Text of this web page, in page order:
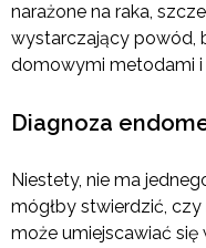
narażone na raka,
wystarczający powód,
domowymi metodami i
Diagnoza
Niestety, nie ma
mógłby stwierdzić,
może umiejscawiać się